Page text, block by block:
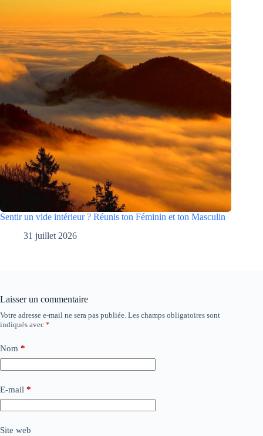
Sentir un vide intérieur ? Réunis ton Féminin et ton Masculin
31 juillet 2026
Laisser un commentaire
Votre adresse e-mail ne sera pas publiée. Les champs obligatoires sont
indiqués avec *
Nom *
E-mail *
Site web